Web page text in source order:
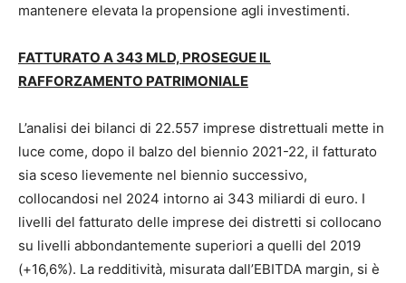
mantenere elevata la propensione agli investimenti.
FATTURATO A 343 MLD, PROSEGUE IL
RAFFORZAMENTO PATRIMONIALE
L’analisi dei bilanci di 22.557 imprese distrettuali mette in
luce come, dopo il balzo del biennio 2021-22, il fatturato
sia sceso lievemente nel biennio successivo,
collocandosi nel 2024 intorno ai 343 miliardi di euro. I
livelli del fatturato delle imprese dei distretti si collocano
su livelli abbondantemente superiori a quelli del 2019
(+16,6%). La redditività, misurata dall’EBITDA margin, si è